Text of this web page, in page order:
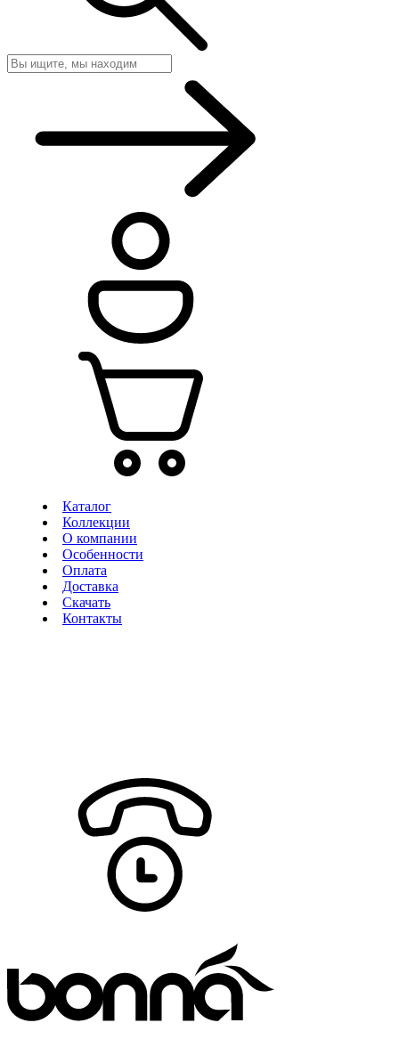
Каталог
Коллекции
О компании
Особенности
Оплата
Доставка
Скачать
Контакты